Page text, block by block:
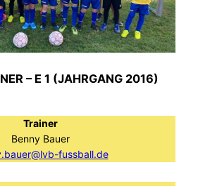
– E 1 (JAHRGANG 2016)
Trainer
Benny Bauer
fussball.de